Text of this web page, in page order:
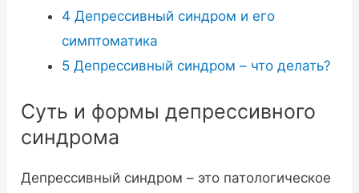
4 Депрессивный синдром и его
симптоматика
5 Депрессивный синдром – что делать?
Суть и формы депрессивного
синдрома
Депрессивный синдром – это патологическое